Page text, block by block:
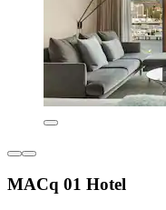
MACq 01 Hotel